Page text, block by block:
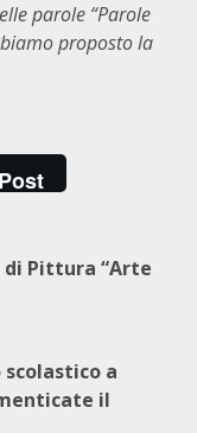
parole “Parole
proposto la
Post
di Pittura “Arte
scolastico a
il